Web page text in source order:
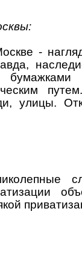
-
бумажками
улицы.